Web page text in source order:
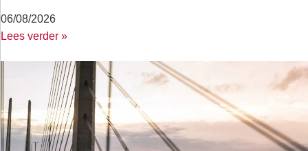
06/08/2026
Lees verder »